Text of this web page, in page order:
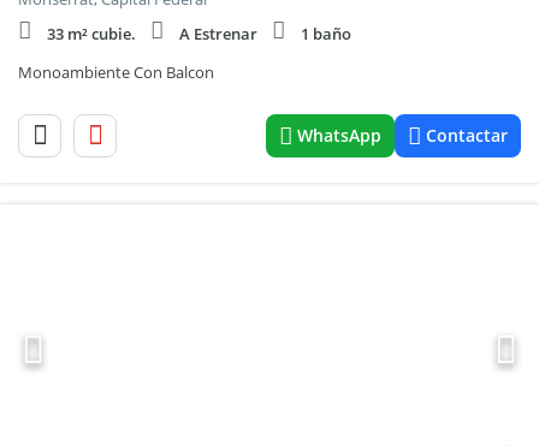
33 m² cubie.
A Estrenar
1 baño
Monoambiente Con Balcon
WhatsApp Contactar